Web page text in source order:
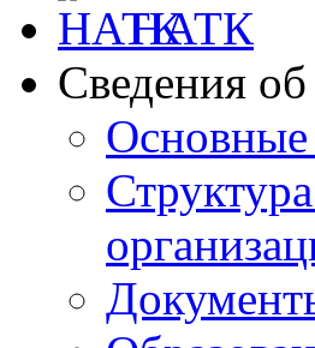
НАТК
Сведения об
Основные